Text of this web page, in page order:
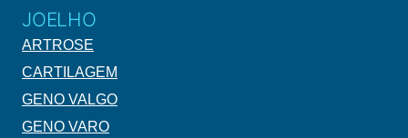
JOELHO
ARTROSE
CARTILAGEM
GENO VALGO
GENO VARO